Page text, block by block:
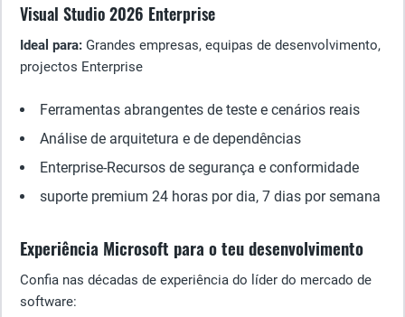
Visual Studio 2026 Enterprise
Ideal para: Grandes empresas, equipas de desenvolvimento,
projectos Enterprise
Ferramentas abrangentes de teste e cenários reais
Análise de arquitetura e de dependências
Enterprise-Recursos de segurança e conformidade
suporte premium 24 horas por dia, 7 dias por semana
Experiência Microsoft para o teu desenvolvimento
Confia nas décadas de experiência do líder do mercado de
software: